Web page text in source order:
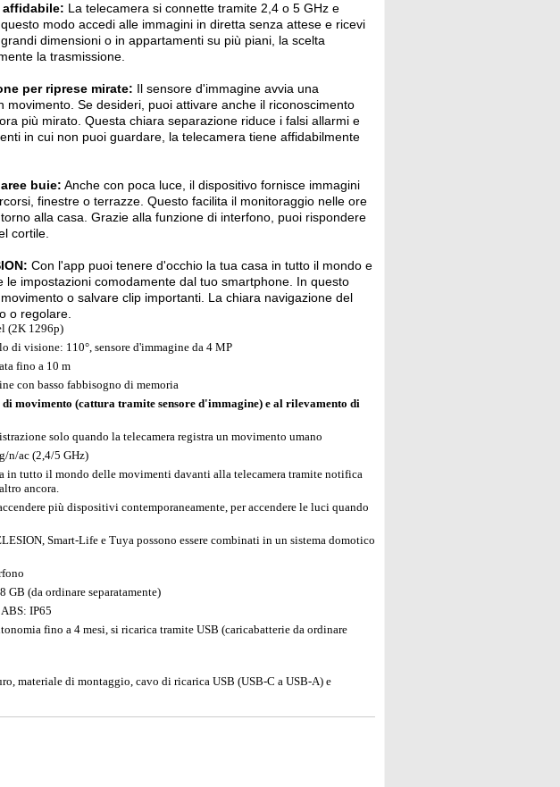
affidabile: La telecamera si connette tramite 2,4 o 5 GHz e
modo accedi alle immagini in diretta senza attese e ricevi
dimensioni o in appartamenti su più piani, la scelta
la trasmissione.
per riprese mirate: Il sensore d'immagine avvia una
Se desideri, puoi attivare anche il riconoscimento
più mirato. Questa chiara separazione riduce i falsi allarmi e
in cui non puoi guardare, la telecamera tiene affidabilmente
buie: Anche con poca luce, il dispositivo fornisce immagini
finestre o terrazze. Questo facilita il monitoraggio nelle ore
alla casa. Grazie alla funzione di interfono, puoi rispondere
cortile.
Con l'app puoi tenere d'occhio la tua casa in tutto il mondo e
impostazioni comodamente dal tuo smartphone. In questo
o salvare clip importanti. La chiara navigazione del
o regolare.
(2K 1296p)
di visione: 110°, sensore d'immagine da 4 MP
fino a 10 m
con basso fabbisogno di memoria
movimento (cattura tramite sensore d'immagine) e al rilevamento di
solo quando la telecamera registra un movimento umano
n/ac (2,4/5 GHz)
in tutto il mondo delle movimenti davanti alla telecamera tramite notifica
ancora.
più dispositivi contemporaneamente, per accendere le luci quando
Smart-Life e Tuya possono essere combinati in un sistema domotico
GB (da ordinare separatamente)
IP65
fino a 4 mesi, si ricarica tramite USB (caricabatterie da ordinare
materiale di montaggio, cavo di ricarica USB (USB-C a USB-A) e